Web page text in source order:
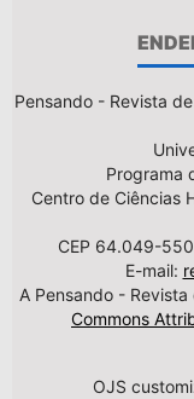
Pensando - Revista de
Programa
Centro de Ciências
CEP 64.049-
E-mail:
A Pensando -
Commons
OJS